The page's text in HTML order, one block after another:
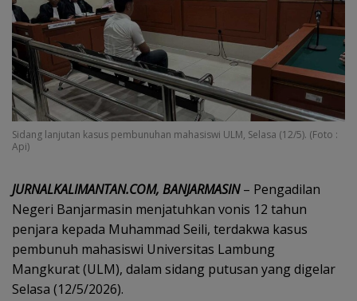
Sidang lanjutan kasus pembunuhan mahasiswi ULM, Selasa (12/5). (Foto :
Api)
JURNALKALIMANTAN.COM, BANJARMASIN– Pengadilan
Negeri Banjarmasin menjatuhkan vonis 12 tahun
penjara kepada Muhammad Seili, terdakwa kasus
pembunuh mahasiswi Universitas Lambung
Mangkurat (ULM), dalam sidang putusan yang digelar
Selasa (12/5/2026).